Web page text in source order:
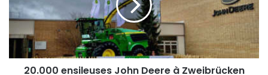
à
Zweibrücken
20.000 ensileuses John Deere à Zweibrücken